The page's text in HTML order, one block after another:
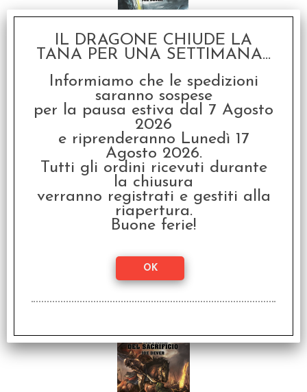
Lupo Solitario Vol.2 -
Traversata Infernale
€17,90
SCONTO 20%
IL DRAGONE CHIUDE LA
TANA PER UNA SETTIMANA...
Informiamo che le spedizioni
saranno sospese
per la pausa estiva dal 7 Agosto
2026
e riprenderanno Lunedì 17
Agosto 2026.
Tutti gli ordini ricevuti durante
la chiusura
verranno registrati e gestiti alla
riapertura.
Buone ferie!